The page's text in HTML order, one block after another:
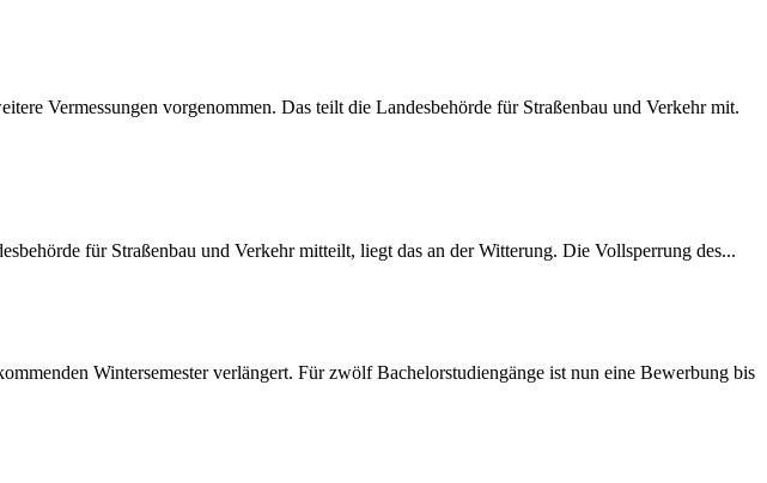
Vermessungen vorgenommen. Das teilt die Landesbehörde für Straßenbau und Verkehr mit.
für Straßenbau und Verkehr mitteilt, liegt das an der Witterung. Die Vollsperrung des...
Wintersemester verlängert. Für zwölf Bachelorstudiengänge ist nun eine Bewerbung bis